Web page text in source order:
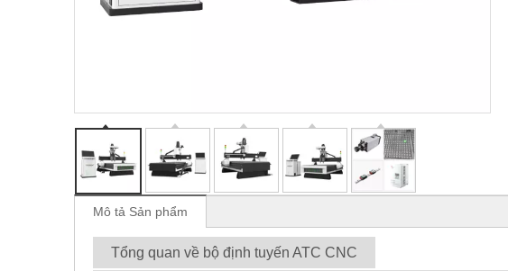
Mô tả Sản phẩm
Tổng quan về bộ định tuyến ATC CNC